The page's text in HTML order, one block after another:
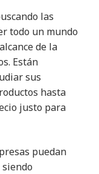
las
todo un mundo
de la
Están
sus
hasta
justo para
puedan